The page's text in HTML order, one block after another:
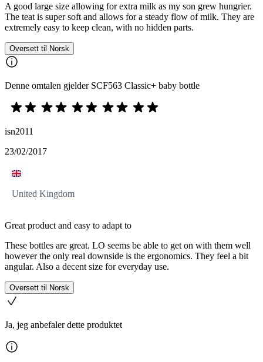
A good large size allowing for extra milk as my son grew hungrier.
The teat is super soft and allows for a steady flow of milk. They are
extremely easy to keep clean, with no hidden parts.
Oversett til Norsk
Denne omtalen gjelder SCF563 Classic+ baby bottle
isn2011
23/02/2017
United Kingdom
Great product and easy to adapt to
These bottles are great. LO seems be able to get on with them well
however the only real downside is the ergonomics. They feel a bit
angular. Also a decent size for everyday use.
Oversett til Norsk
Ja, jeg anbefaler dette produktet